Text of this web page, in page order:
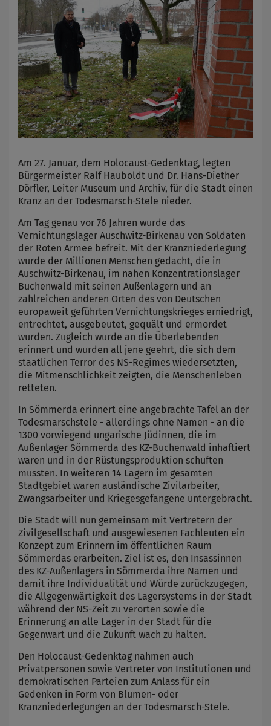
Am 27. Januar, dem Holocaust-Gedenktag, legten
Bürgermeister Ralf Hauboldt und Dr. Hans-Diether
Dörfler, Leiter Museum und Archiv, für die Stadt einen
Kranz an der Todesmarsch-Stele nieder.
Am Tag genau vor 76 Jahren wurde das
Vernichtungslager Auschwitz-Birkenau von Soldaten
der Roten Armee befreit. Mit der Kranzniederlegung
wurde der Millionen Menschen gedacht, die in
Auschwitz-Birkenau, im nahen Konzentrationslager
Buchenwald mit seinen Außenlagern und an
zahlreichen anderen Orten des von Deutschen
europaweit geführten Vernichtungskrieges erniedrigt,
entrechtet, ausgebeutet, gequält und ermordet
wurden. Zugleich wurde an die Überlebenden
erinnert und wurden all jene geehrt, die sich dem
staatlichen Terror des NS-Regimes wiedersetzten,
die Mitmenschlichkeit zeigten, die Menschenleben
retteten.
In Sömmerda erinnert eine angebrachte Tafel an der
Todesmarschstele - allerdings ohne Namen - an die
1300 vorwiegend ungarische Jüdinnen, die im
Außenlager Sömmerda des KZ-Buchenwald inhaftiert
waren und in der Rüstungsproduktion schuften
mussten. In weiteren 14 Lagern im gesamten
Stadtgebiet waren ausländische Zivilarbeiter,
Zwangsarbeiter und Kriegesgefangene untergebracht.
Die Stadt will nun gemeinsam mit Vertretern der
Zivilgesellschaft und ausgewiesenen Fachleuten ein
Konzept zum Erinnern im öffentlichen Raum
Sömmerdas erarbeiten. Ziel ist es, den Insassinnen
des KZ-Außenlagers in Sömmerda ihre Namen und
damit ihre Individualität und Würde zurückzugegen,
die Allgegenwärtigkeit des Lagersystems in der Stadt
während der NS-Zeit zu verorten sowie die
Erinnerung an alle Lager in der Stadt für die
Gegenwart und die Zukunft wach zu halten.
Den Holocaust-Gedenktag nahmen auch
Privatpersonen sowie Vertreter von Institutionen und
demokratischen Parteien zum Anlass für ein
Gedenken in Form von Blumen- oder
Kranzniederlegungen an der Todesmarsch-Stele.